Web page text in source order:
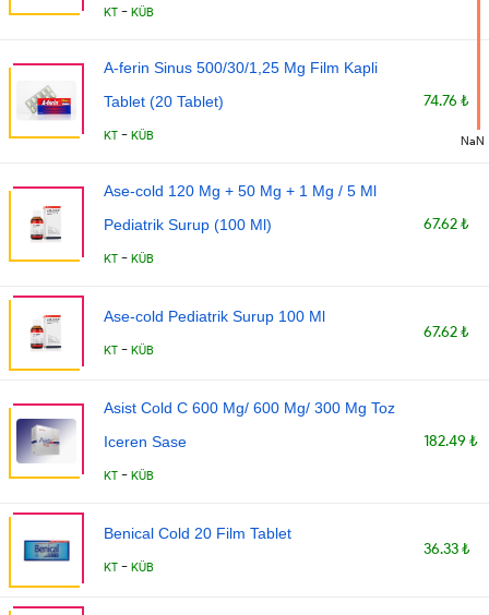
KT - KÜB
A-ferin Sinus 500/30/1,25 Mg Film Kapli
Tablet (20 Tablet)
KT - KÜB
74.76 ₺
Ase-cold 120 Mg + 50 Mg + 1 Mg / 5 Ml
Pediatrik Surup (100 Ml)
KT - KÜB
67.62 ₺
Ase-cold Pediatrik Surup 100 Ml
KT - KÜB
67.62 ₺
Asist Cold C 600 Mg/ 600 Mg/ 300 Mg Toz
Iceren Sase
KT - KÜB
182.49 ₺
Benical Cold 20 Film Tablet
KT - KÜB
36.33 ₺
NaN